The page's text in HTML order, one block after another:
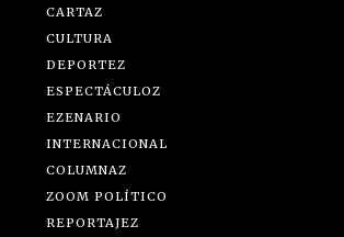
CARTAZ
CULTURA
DEPORTEZ
ESPECTÁCULOZ
EZENARIO
INTERNACIONAL
COLUMNAZ
ZOOM POLÍTICO
REPORTAJEZ